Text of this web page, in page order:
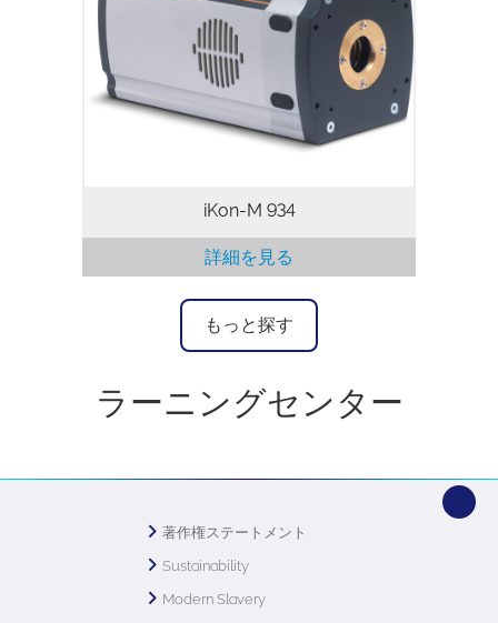
のものを提供するように設計されており、
条件が厳しいイメージングアプリケーショ
ンに最適です。このシリーズの高分解能
1024 x 1024 CCDカメラは、最大95%の
QEmax、高ダイナミックレンジ、および
13 μm画素を備えています。
iKon-M 934
詳細を見る
もっと探す
ラーニングセンター
著作権ステートメント
Sustainability
Modern Slavery